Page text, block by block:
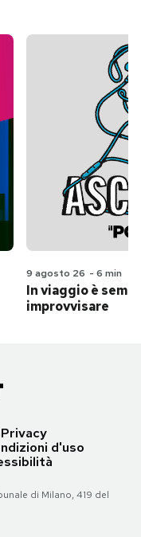
9 agosto 26 - 6 min
In viaggio è
improvvisare
Privacy
d'uso
di Milano, 419 del